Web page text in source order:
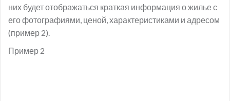
них будет отображаться краткая информация о жилье с
его фотографиями, ценой, характеристиками и адресом
(пример 2).
Пример 2